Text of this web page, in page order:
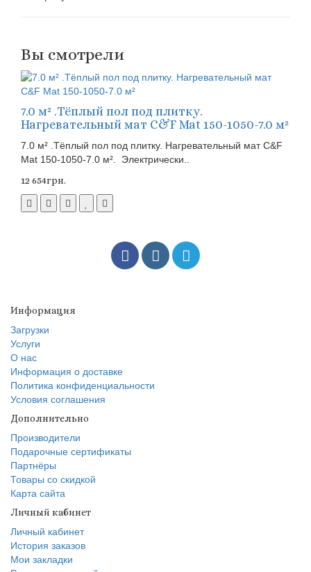
Вы смотрели
7.0 м² .Тёплый пол под плитку.
Нагревательный мат C&F Mat 150-1050-7.0 м²
7.0 м² .Тёплый пол под плитку. Нагревательный мат C&F
Mat 150-1050-7.0 м². Электрически..
12 654грн.
Информация
Загрузки
Услуги
О нас
Информация о доставке
Политика конфиденциальности
Условия соглашения
Дополнительно
Производители
Подарочные сертификаты
Партнёры
Товары со скидкой
Карта сайта
Личный кабинет
Личный кабинет
История заказов
Мои закладки